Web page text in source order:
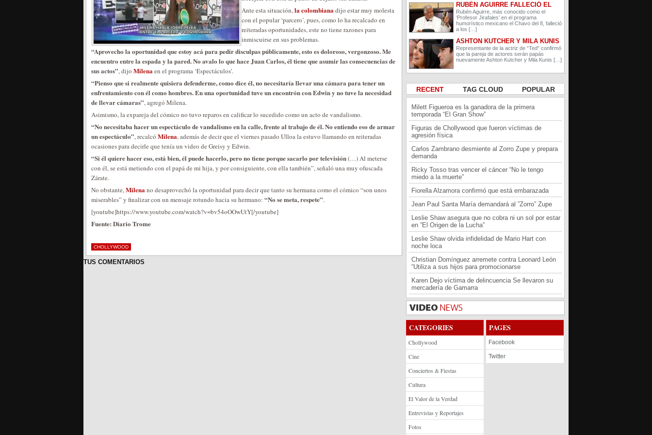
Ante esta situación,la colombianadijo estar muy molesta
con el popular ‘parcero’, pues, como lo ha recalcado en
reiteradas oportunidades, este no tiene razones para
inmiscuirse en sus problemas.
“Aprovecho la oportunidad que estoy acá para pedir disculpas públicamente, esto es doloroso, vergonzoso. Me
encuentro entre la espada y la pared. No avalo lo que hace Juan Carlos, él tiene que asumir las consecuencias de
sus actos”, dijo Milenaen el programa ‘Espectáculos’.
“Pienso que si realmente quisiera defenderme, como dice él, no necesitaría llevar una cámara para tener un
enfrentamiento con él como hombres. En una oportunidad tuve un encontrón con Edwin y no tuve la necesidad
de llevar cámaras”, agregó Milena.
Asimismo, la expareja del cómico no tuvo reparos en calificar lo sucedido como un acto de vandalismo.
“No necesitaba hacer un espectáculo de vandalismo en la calle, frente al trabajo de él. No entiendo eso de armar
un espectáculo”, recalcó Milena, además de decir que el viernes pasado Ulloa la estuvo llamando en reiteradas
ocasiones para decirle que tenía un video de Greisy y Edwin.
“Si él quiere hacer eso, está bien, él puede hacerlo, pero no tiene porque sacarlo por televisión(…) Al meterse
con él, se está metiendo con el papá de mi hija, y por consiguiente, con ella también”, señaló una muy ofuscada
Zárate.
No obstante,Milenano desaprovechó la oportunidad para decir que tanto su hermana como el cómico “son unos
miserables” y finalizar con un mensaje rotundo hacia su hermano: “No se meta, respete”.
[youtube]https://www.youtube.com/watch?v=bv54oOOwUtY[/youtube]
Fuente: Diario Trome
CHOLLYWOOD
TUS COMENTARIOS
RUBÉN AGUIRRE FALLECIÓ EL
PROFESOR JIRAFALES DE EL
CHAVO DEL 8
Rubén Aguirre, más conocido como el
‘Profesor Jirafales’ en el programa
humorístico mexicano el Chavo del 8, falleció
a los […]
ASHTON KUTCHER Y MILA KUNIS
ESPERAN A SU SEGUNDO HIJO
Representante de la actriz de “Ted” confirmó
que la pareja de actores serán papás
nuevamente Ashton Kutcher y Mila Kunis […]
RECENT TAG CLOUD POPULAR
Milett Figueroa es la ganadora de la primera
temporada “El Gran Show”
Figuras de Chollywood que fueron víctimas de
agresión física
Carlos Zambrano desmiente al Zorro Zupe y prepara
demanda
Ricky Tosso tras vencer el cáncer “No le tengo
miedo a la muerte”
Fiorella Alzamora confirmó que está embarazada
Jean Paul Santa María demandará al ”Zorro” Zupe
Leslie Shaw asegura que no cobra ni un sol por estar
en ”El Origen de la Lucha”
Leslie Shaw olvida infidelidad de Mario Hart con
noche loca
Christian Domínguez arremete contra Leonard León
“Utiliza a sus hijos para promocionarse
Karen Dejo víctima de delincuencia Se llevaron su
mercadería de Gamarra
CATEGORIES
Chollywood
Cine
Conciertos & Fiestas
Cultura
El Valor de la Verdad
Entrevistas y Reportajes
Fotos
PAGES
Facebook
Twitter